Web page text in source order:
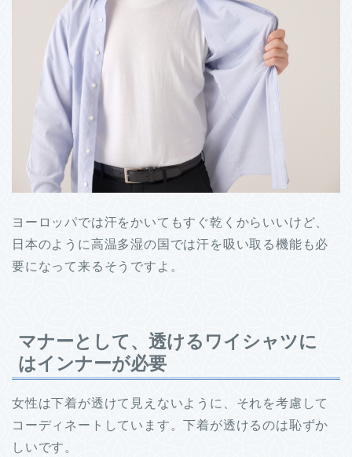
ヨーロッパでは汗をかいてもすぐ乾くからいいけど、
日本のように高温多湿の国では汗を吸い取る機能も必
要になって来るそうですよ。
マナーとして、透けるワイシャツに
はインナーが必要
女性は下着が透けて見えないように、それを考慮して
コーディネートしています。下着が透けるのは恥ずか
しいです。